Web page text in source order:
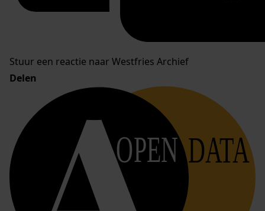
Stuur een reactie naar Westfries Archief
Delen
OPEN DATA